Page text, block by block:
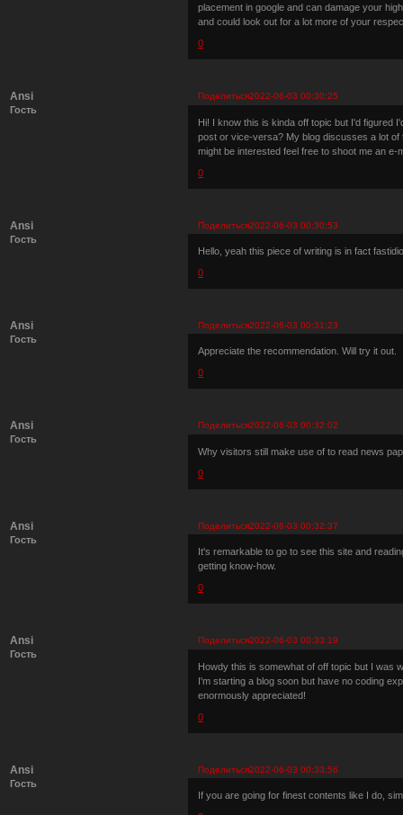
placement in google and can damage your
and could look out for a lot more of your
0
Поделиться2022-06-03 00:30:25
Ansi
Гость
Hi! I know this is kinda off topic but I'd figured
post or vice-versa? My blog discusses a lot
might be interested feel free to shoot me an
0
Поделиться2022-06-03 00:30:53
Ansi
Гость
Hello, yeah this piece of writing is in fact
0
Поделиться2022-06-03 00:31:23
Ansi
Гость
Appreciate the recommendation. Will try it out.
0
Поделиться2022-06-03 00:32:02
Ansi
Гость
Why visitors still make use of to read news
0
Поделиться2022-06-03 00:32:37
Ansi
Гость
It's remarkable to go to see this site and
getting know-how.
0
Поделиться2022-06-03 00:33:19
Ansi
Гость
Howdy this is somewhat of off topic but I was
I'm starting a blog soon but have no coding
enormously appreciated!
0
Поделиться2022-06-03 00:33:56
Ansi
Гость
If you are going for finest contents like I do,